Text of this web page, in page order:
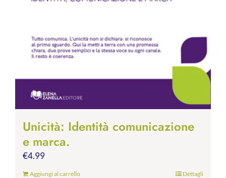
Unicità: Identità comunicazione
e marca.
€4.99
Aggiungi al carrello Dettagli